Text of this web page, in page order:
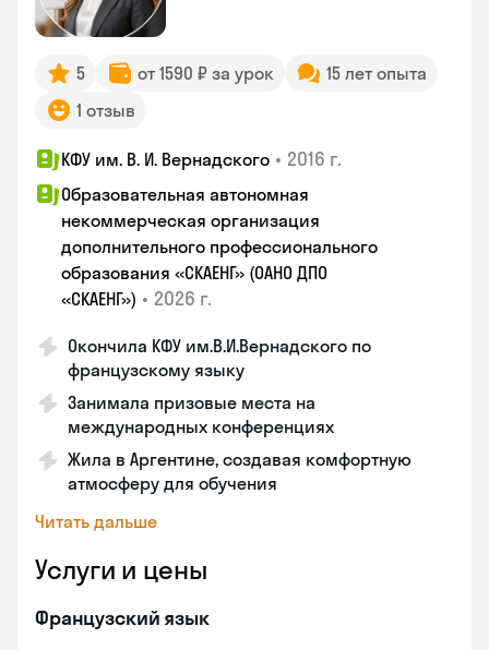
5 от 1590 ₽ за урок
15 лет опыта
1 отзыв
КФУ им. В. И. Вернадского • 2016 г.
Образовательная автономная
некоммерческая организация
дополнительного профессионального
образования «СКАЕНГ» (ОАНО ДПО
«СКАЕНГ») • 2026 г.
Окончила КФУ им.В.И.Вернадского по
французскому языку
Занимала призовые места на
международных конференциях
Жила в Аргентине, создавая комфортную
атмосферу для обучения
Читать дальше
Услуги и цены
Французский язык